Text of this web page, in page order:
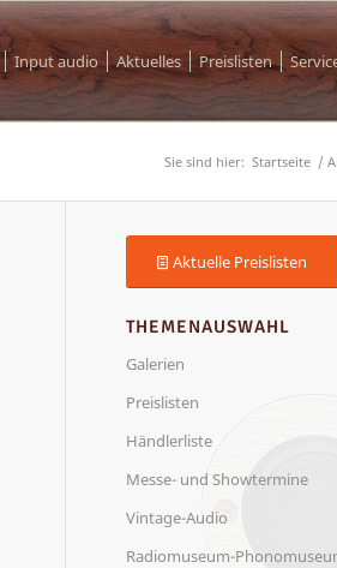
Input audio Aktuelles Preislisten
Sie sind hier: Startseite /
Aktuelle Preislisten
THEMENAUSWAHL
Galerien
Preislisten
Händlerliste
Messe- und Showtermine
Vintage-Audio
Radiomuseum-